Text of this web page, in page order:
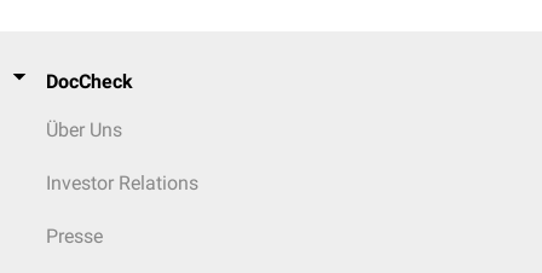
DocCheck
Über Uns
Investor Relations
Presse